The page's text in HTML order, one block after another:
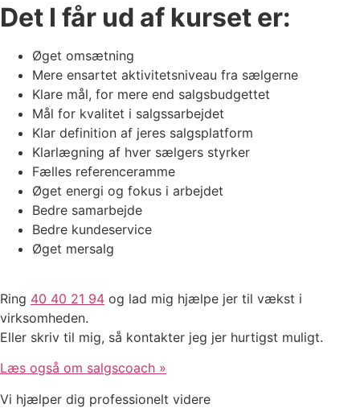
Det I får ud af kurset er:
Øget omsætning
Mere ensartet aktivitetsniveau fra sælgerne
Klare mål, for mere end salgsbudgettet
Mål for kvalitet i salgssarbejdet
Klar definition af jeres salgsplatform
Klarlægning af hver sælgers styrker
Fælles referenceramme
Øget energi og fokus i arbejdet
Bedre samarbejde
Bedre kundeservice
Øget mersalg
Ring 40 40 21 94 og lad mig hjælpe jer til vækst i
virksomheden.
Eller skriv til mig, så kontakter jeg jer hurtigst muligt.
Læs også om salgscoach »
Vi hjælper dig professionelt videre